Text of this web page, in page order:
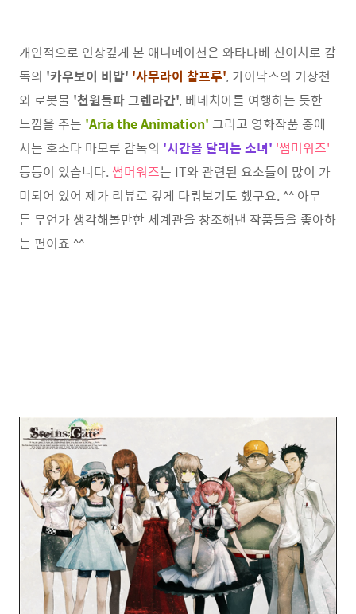
개인적으로 인상깊게 본 애니메이션은 와타나베 신이치로 감
독의 '카우보이 비밥' '사무라이 참프루', 가이낙스의 기상천
외 로봇물 '천원돌파 그렌라간', 베네치아를 여행하는 듯한
느낌을 주는 'Aria the Animation' 그리고 영화작품 중에
서는 호소다 마모루 감독의 '시간을 달리는 소녀' '썸머워즈'
등등이 있습니다. 썸머워즈는 IT와 관련된 요소들이 많이 가
미되어 있어 제가 리뷰로 깊게 다뤄보기도 했구요. ^^ 아무
튼 무언가 생각해볼만한 세계관을 창조해낸 작품들을 좋아하
는 편이죠 ^^